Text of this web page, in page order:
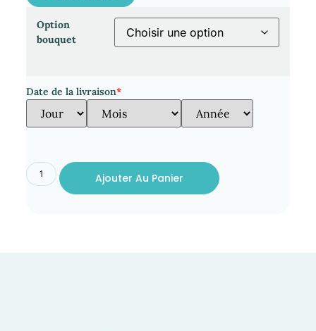
Option
bouquet
*
Date de la livraison
Ajouter Au Panier